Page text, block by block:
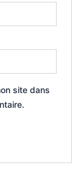
site dans